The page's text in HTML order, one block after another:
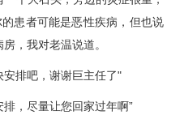
患者可能是恶性疾病，但也说
，我对老温说道。
排吧，谢谢巨主任了"
，尽量让您回家过年啊”